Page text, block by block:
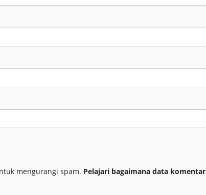
mengurangi spam. Pelajari bagaimana data komentar